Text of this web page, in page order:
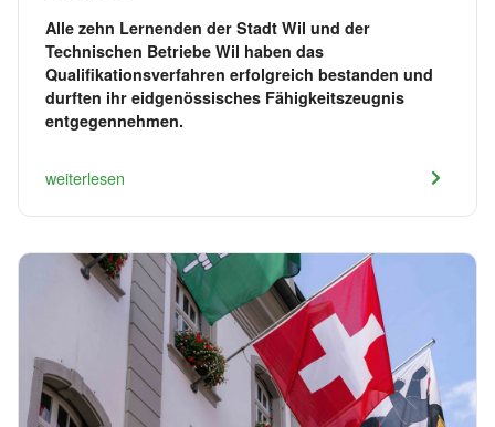
Alle zehn Lernenden der Stadt Wil und der
Technischen Betriebe Wil haben das
Qualifikationsverfahren erfolgreich bestanden und
durften ihr eidgenössisches Fähigkeitszeugnis
entgegennehmen.
weiterlesen